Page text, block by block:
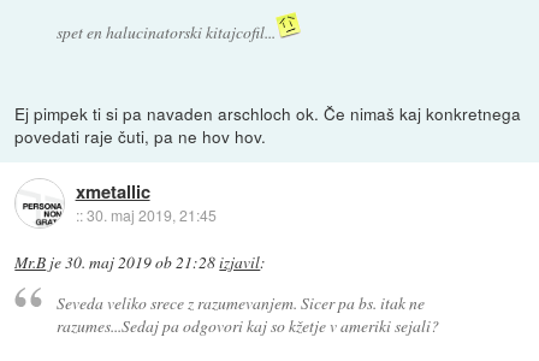
spet en halucinatorski kitajcofil...
Ej pimpek ti si pa navaden arschloch ok. Če nimaš kaj konkretnega
povedati raje čuti, pa ne hov hov.
xmetallic
::30. maj 2019, 21:45
Mr.B je30. maj 2019 ob 21:28izjavil:
Seveda veliko srece z razumevanjem. Sicer pa bs. itak ne
razumes...Sedaj pa odgovori kaj so kžetje v ameriki sejali?